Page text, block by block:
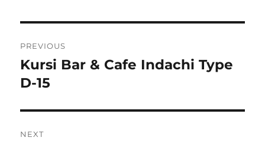
navigation
PREVIOUS
Previous
post:
Kursi Bar & Cafe Indachi Type
D-15
NEXT